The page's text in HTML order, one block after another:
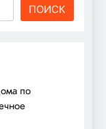
ПОИСК
по